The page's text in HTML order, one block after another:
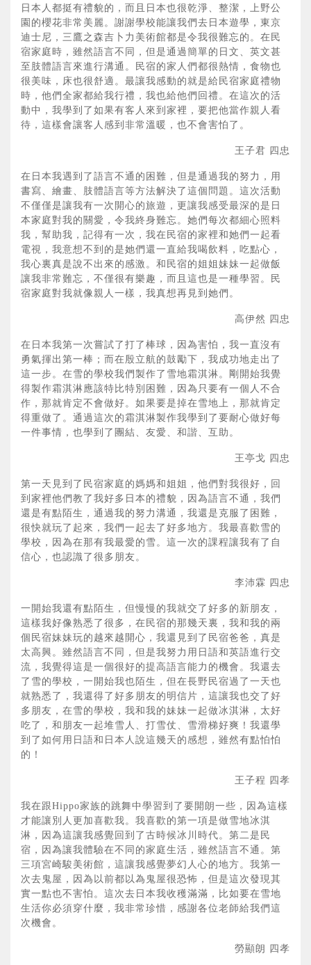
日本人都挺有禮貌的，而且日本也很乾淨、整潔，上野公
園的櫻花非常美麗。謝謝學校能讓我們去日本遊學，東京
迪士尼，三鷹之森吉卜力美術館都是令我很難忘的。在民
宿家庭時，雖然語言不同，但是通過簡單的日文、英文甚
至肢體語言來進行溝通。民宿的家人們都很熱情，食物也
很美味，床也很舒適。最讓我感動的就是給民宿家庭禮物
時，他們全家都給我行禮，我也給他們回禮。在這次的活
動中，我學到了如果有客人來到家裡，要把他當作親人看
待，這樣會讓客人感到非常溫暖，也不會害怕了。
王子君 四忠
在日本我遇到了語言不通的困難，但是通過我的努力，用
書寫、繪畫、肢體語言等方法解決了這個問題。這次活動
不僅僅是讓我有一次開心的旅遊，更讓我感受最深的是日
本家庭對我的關愛，令我終身難忘。她們每次都細心照料
我，幫助我，記得有一次，我在民宿的家裡和她們一起看
電視，我意想不到的是她們還一直給我喝飲料，吃點心，
我心裏真是說不出來的感激。和民宿的姐姐妹妹一起做飯
讓我非常難忘，不僅很有樂趣，而且這也是一種學習。民
宿家庭對我就像親人一樣，我真想再見到她們。
高伊然 四忠
在日本我第一次嘗試了打了棒球，因為害怕，我一直沒有
勇氣揮出第一棒；而在殷立航的鼓勵下，我成功地走出了
這一步。在雪的學校我們製作了雪地霜淇淋。剛開始我覺
得製作霜淇淋應該特比特別困難，因為只要有一個人不合
作，那就肯定不會做好。如果要是掉在雪地上，那就肯定
得重做了。通過這次的霜淇淋製作我學到了要耐心做好每
一件事情，也學到了團結、友愛、和諧、互助。
王亭戈 四忠
第一天見到了民宿家庭的媽媽和姐姐，他們對我很好，回
到家裡他們教了我好多日本的禮貌，因為語言不通，我們
還是有點陌生，通過我的努力溝通，我還是克服了困難，
很快就玩了起來，我們一起去了好多地方。我最喜歡雪的
學校，因為在那有我最愛的雪。這一次的課程讓我有了自
信心，也認識了很多朋友。
李沛霖 四忠
一開始我還有點陌生，但慢慢的我就交了好多的新朋友，
這樣我好像熟悉了很多，在民宿的那幾天裏，我和我的兩
個民宿妹妹玩的越來越開心，我還見到了民宿爸爸，真是
太高興。雖然語言不同，但是我努力用日語和英語進行交
流，我覺得這是一個很好的提高語言能力的機會。我還去
了雪的學校，一開始我也陌生，但在長野民宿過了一天也
就熟悉了，我還得了好多朋友的明信片，這讓我也交了好
多朋友，在雪的學校，我和我的妹妹一起做冰淇淋，太好
吃了，和朋友一起堆雪人、打雪仗、雪滑梯好爽！我還學
到了如何用日語和日本人說這幾天的感想，雖然有點怕怕
的！
王子程 四孝
我在跟Hippo家族的跳舞中學習到了要開朗一些，因為這樣
才能讓別人更加喜歡我。我喜歡的第一項是做雪地冰淇
淋，因為這讓我感覺回到了古時候冰川時代。第二是民
宿，因為讓我體驗在不同的家庭生活，雖然語言不通。第
三項宮崎駿美術館，這讓我感覺夢幻人心的地方。我第一
次去鬼屋，因為以前都以為鬼屋很恐怖，但是這次發現其
實一點也不害怕。這次去日本我收穫滿滿，比如要在雪地
生活你必須穿什麼，我非常珍惜，感謝各位老師給我們這
次機會。
勞顯朗 四孝